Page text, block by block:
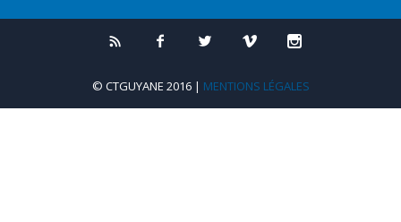
© CTGUYANE 2016 | MENTIONS LÉGALES